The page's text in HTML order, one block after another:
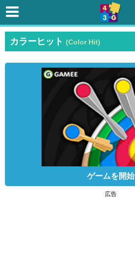
カラーヒット (Color Hit)
ゲームを開始
広告